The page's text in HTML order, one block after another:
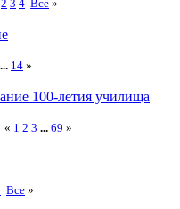
2 3 4 Все »
... 14 »
100-летия училища
« 1 2 3 ... 69 »
Все »